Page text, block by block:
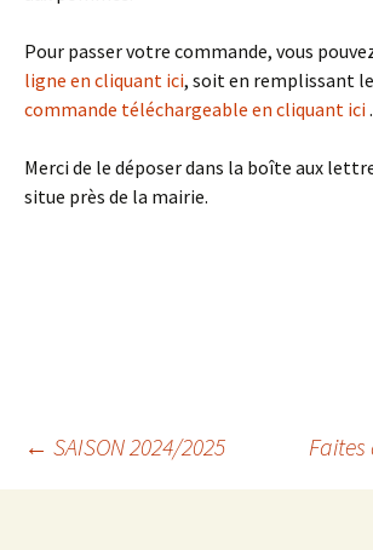
Pour passer votre commande, vous
ligne en cliquant ici, soit en remplissant le
commande téléchargeable en cliquant ici.
Merci de le déposer dans la boîte aux
situe près de la mairie.
Navigation
← SAISON 2024/2025 Faites